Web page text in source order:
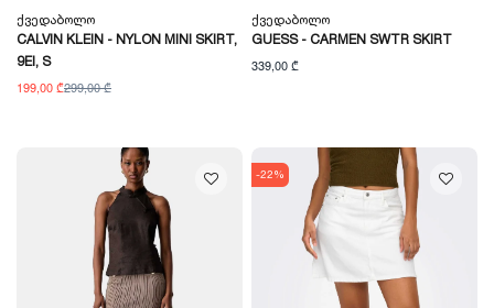
Ქვედაბოლო
CALVIN KLEIN - NYLON MINI SKIRT,
9EI, S
199,00 ₾299,00 ₾
Ქვედაბოლო
GUESS - CARMEN SWTR SKIRT
339,00 ₾
-22%